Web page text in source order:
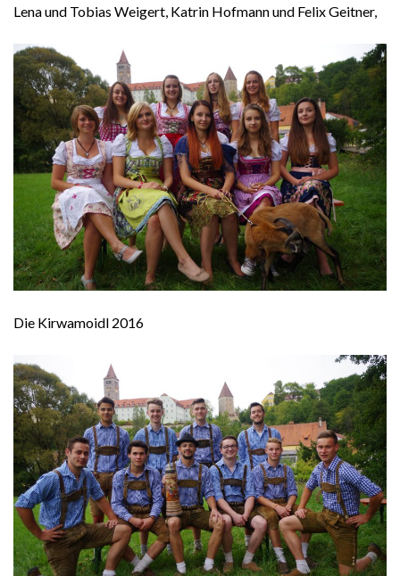
Lena und Tobias Weigert, Katrin Hofmann und Felix Geitner,
Die Kirwamoidl 2016